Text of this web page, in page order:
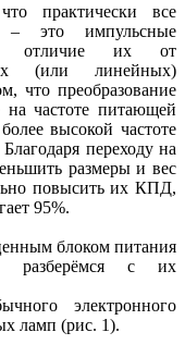
практически все
– это импульсные
отличие их от
(или линейных)
что преобразование
на частоте питающей
высокой частоте
переходу на
размеры и вес
повысить их КПД,
95%.
блоком питания
разберёмся с их
электронного
ламп (рис. 1).